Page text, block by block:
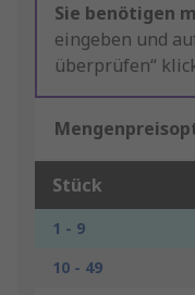
Sie benötigen
eingeben und
überprüfen“
Stück
1 - 9
10 - 49